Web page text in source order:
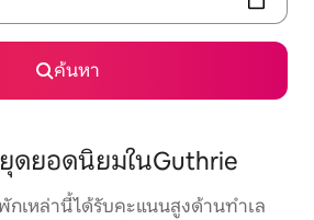
ค้นหา
ยอดนิยมในGuthrie
กเหล่านี้ได้รับคะแนนสูงด้านทำเล